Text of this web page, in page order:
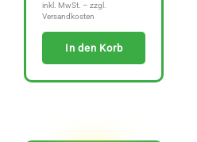
inkl. MwSt. – zzgl.
Versandkosten
In den Korb